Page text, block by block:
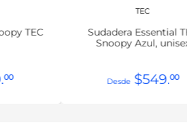
TEC
.00
TEC
Sudadera Essential
Snoopy Azul,
$549.00